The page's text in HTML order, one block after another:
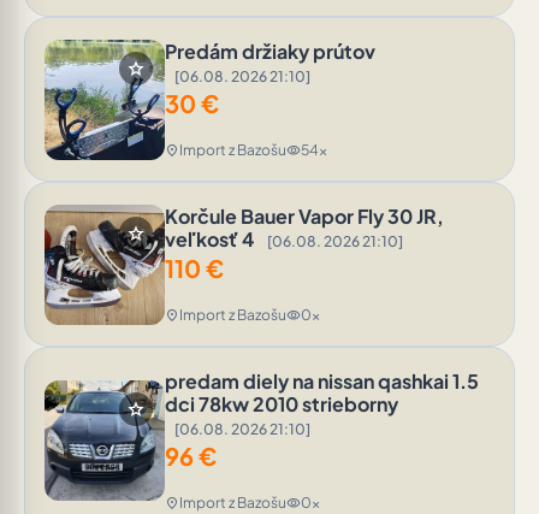
star
Predám držiaky prútov
[06.08. 2026 21:10]
30 €
location_on Import z Bazošuvisibility54x
star
Korčule Bauer Vapor Fly 30 JR,
veľkosť 4
[06.08. 2026 21:10]
110 €
location_on Import z Bazošuvisibility0x
star
predam diely na nissan qashkai 1.5
dci 78kw 2010 strieborny
[06.08. 2026 21:10]
96€
location_on Import z Bazošuvisibility0x